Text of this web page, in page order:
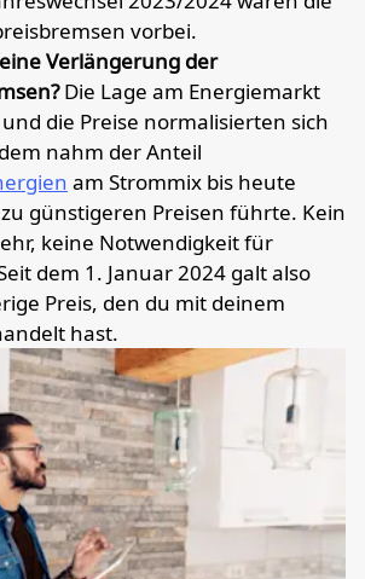
vorbei.
Verlängerung der
Die Lage am Energiemarkt
die Preise normalisierten sich
nahm der Anteil
am Strommix bis heute
günstigeren Preisen führte. Kein
keine Notwendigkeit für
dem 1. Januar 2024 galt also
Preis, den du mit deinem
hast.